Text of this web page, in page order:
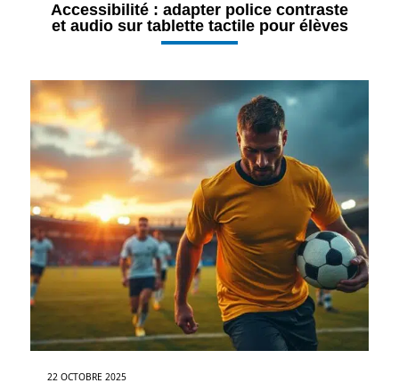
Accessibilité : adapter police contraste
et audio sur tablette tactile pour élèves
22 OCTOBRE 2025